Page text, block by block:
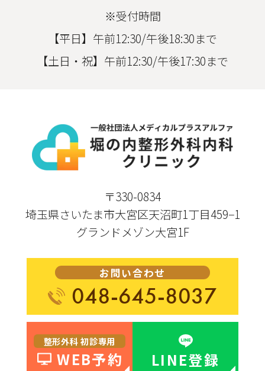
※受付時間
【平日】午前12:30/午後18:30まで
【土日・祝】午前12:30/午後17:30まで
〒330-0834
埼玉県さいたま市大宮区天沼町1丁目459−1
グランドメゾン大宮1F
お問い合わせ
048-645-8037
整形外科 初診専用
WEB予約 LINE登録